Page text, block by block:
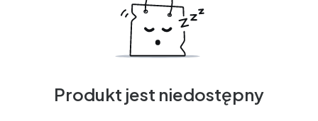
Produkt jest niedostępny